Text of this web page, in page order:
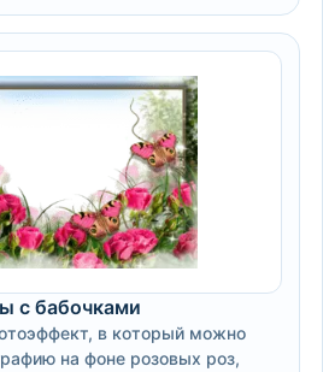
с бабочками
в который можно
на фоне розовых роз,